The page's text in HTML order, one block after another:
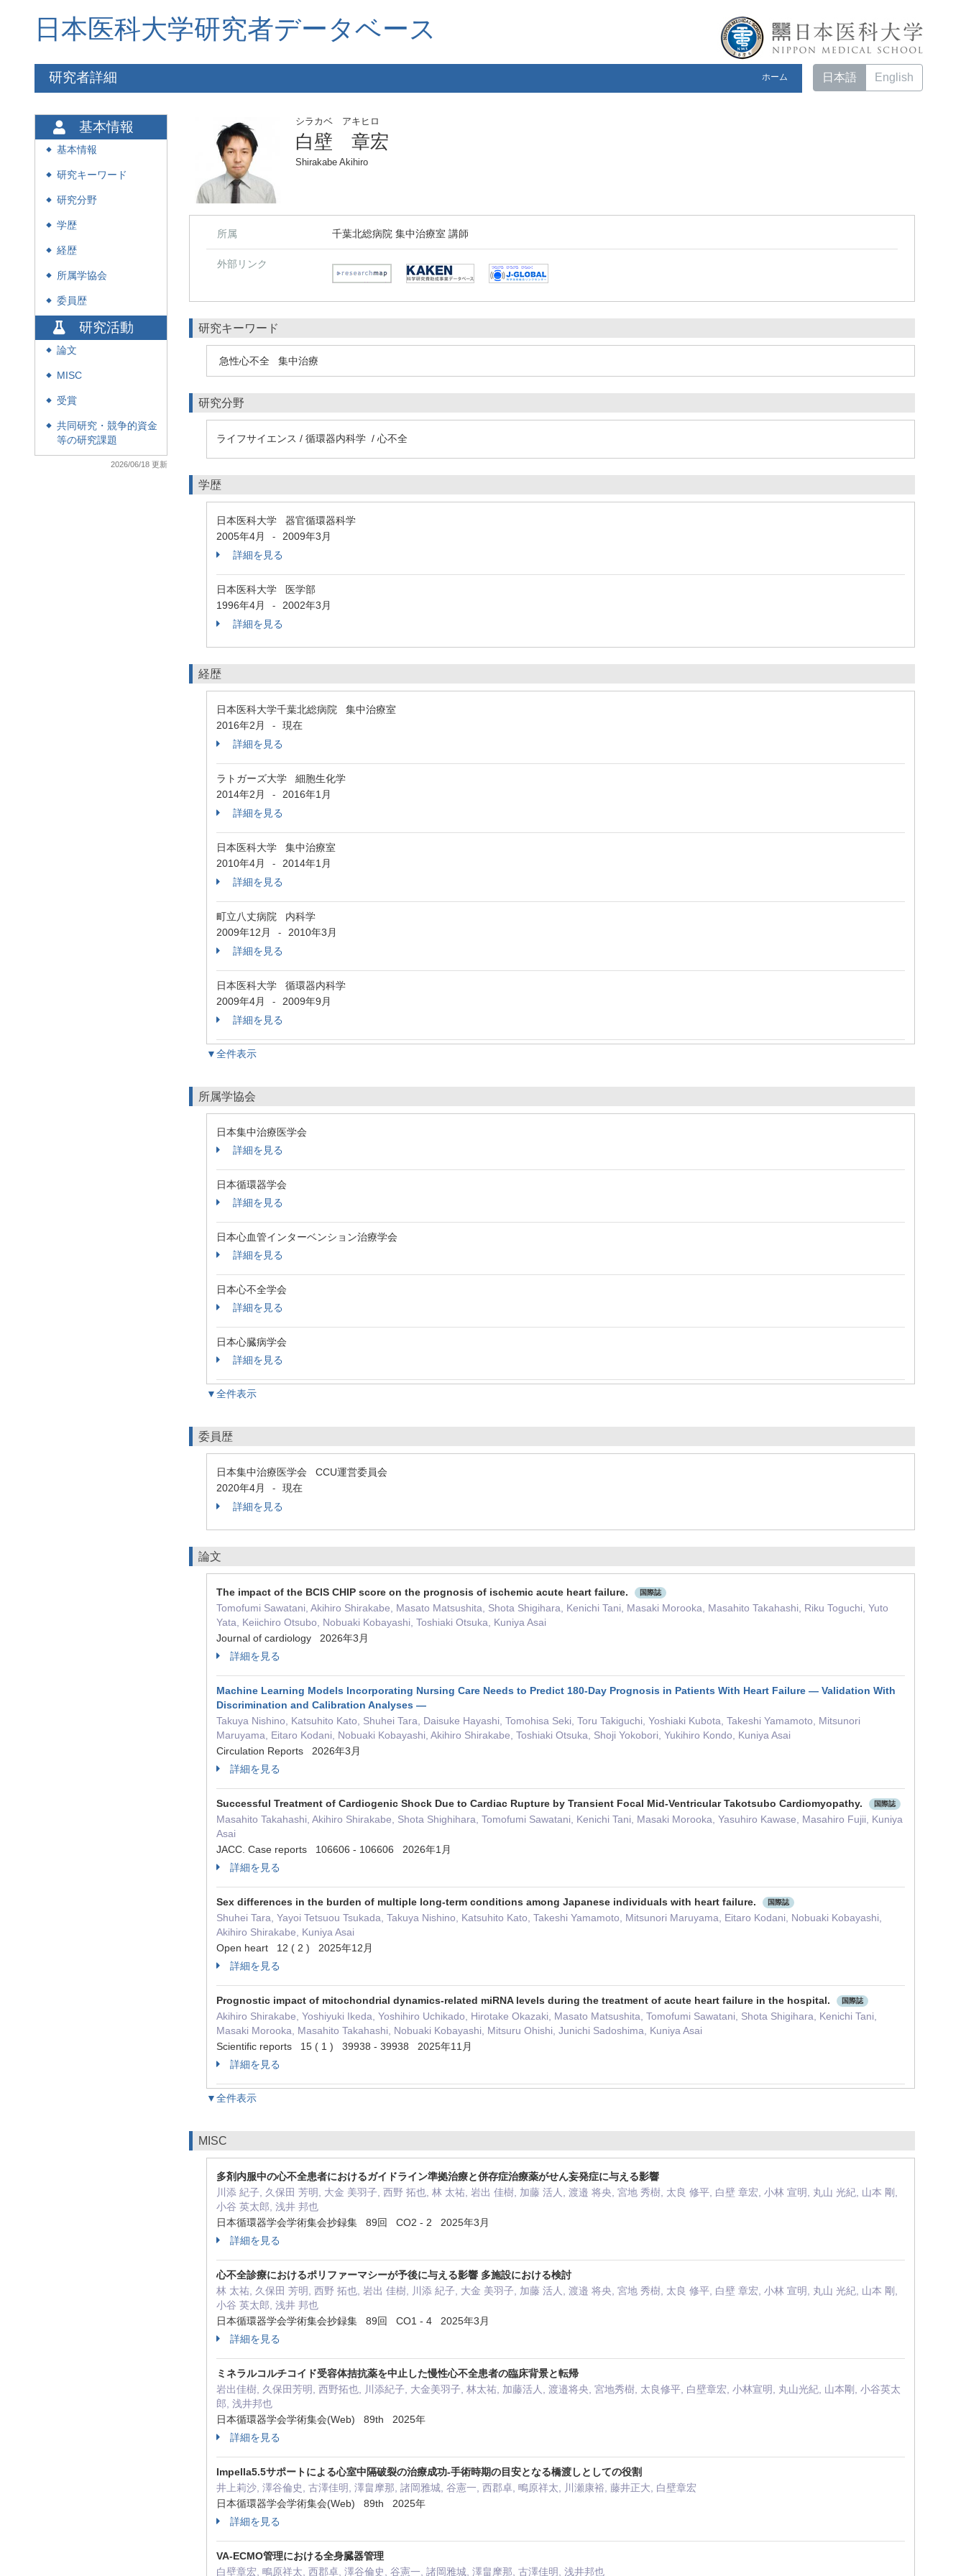
日本医科大学研究者データベース
研究者詳細 ホーム 日本語 English
基本情報
◆ 基本情報
◆ 研究キーワード
◆ 研究分野
◆ 学歴
◆ 経歴
◆ 所属学協会
◆ 委員歴
研究活動
◆ 論文
◆ MISC
◆ 受賞
◆
共同研究・競争的資金
等の研究課題
2026/06/18 更新
シラカベ アキヒロ
白壁 章宏
Shirakabe Akihiro
所属 千葉北総病院 集中治療室 講師
外部リンク
研究キーワード
急性心不全 集中治療
研究分野
ライフサイエンス / 循環器内科学 / 心不全
学歴
日本医科大学 器官循環器科学
2005年4月
-
2009年3月
詳細を見る
日本医科大学 医学部
1996年4月
-
2002年3月
詳細を見る
経歴
日本医科大学千葉北総病院 集中治療室
2016年2月
-
現在
詳細を見る
ラトガーズ大学 細胞生化学
2014年2月
-
2016年1月
詳細を見る
日本医科大学 集中治療室
2010年4月
-
2014年1月
詳細を見る
町立八丈病院 内科学
2009年12月
-
2010年3月
詳細を見る
日本医科大学 循環器内科学
2009年4月
-
2009年9月
詳細を見る
▼全件表示
所属学協会
日本集中治療医学会
詳細を見る
日本循環器学会
詳細を見る
日本心血管インターベンション治療学会
詳細を見る
日本心不全学会
詳細を見る
日本心臓病学会
詳細を見る
▼全件表示
委員歴
日本集中治療医学会 CCU運営委員会
2020年4月
-
現在
詳細を見る
論文
The impact of the BCIS CHIP score on the prognosis of ischemic acute heart failure. 国際誌
Tomofumi Sawatani, Akihiro Shirakabe, Masato Matsushita, Shota Shigihara, Kenichi Tani, Masaki Morooka, Masahito Takahashi, Riku Toguchi, Yuto
Yata, Keiichiro Otsubo, Nobuaki Kobayashi, Toshiaki Otsuka, Kuniya Asai
Journal of cardiology 2026年3月
詳細を見る
Machine Learning Models Incorporating Nursing Care Needs to Predict 180-Day Prognosis in Patients With Heart Failure ― Validation With
Discrimination and Calibration Analyses ―
Takuya Nishino, Katsuhito Kato, Shuhei Tara, Daisuke Hayashi, Tomohisa Seki, Toru Takiguchi, Yoshiaki Kubota, Takeshi Yamamoto, Mitsunori
Maruyama, Eitaro Kodani, Nobuaki Kobayashi, Akihiro Shirakabe, Toshiaki Otsuka, Shoji Yokobori, Yukihiro Kondo, Kuniya Asai
Circulation Reports 2026年3月
詳細を見る
Successful Treatment of Cardiogenic Shock Due to Cardiac Rupture by Transient Focal Mid-Ventricular Takotsubo Cardiomyopathy. 国際誌
Masahito Takahashi, Akihiro Shirakabe, Shota Shighihara, Tomofumi Sawatani, Kenichi Tani, Masaki Morooka, Yasuhiro Kawase, Masahiro Fujii, Kuniya
Asai
JACC. Case reports 106606 - 106606 2026年1月
詳細を見る
Sex differences in the burden of multiple long-term conditions among Japanese individuals with heart failure. 国際誌
Shuhei Tara, Yayoi Tetsuou Tsukada, Takuya Nishino, Katsuhito Kato, Takeshi Yamamoto, Mitsunori Maruyama, Eitaro Kodani, Nobuaki Kobayashi,
Akihiro Shirakabe, Kuniya Asai
Open heart 12 ( 2 ) 2025年12月
詳細を見る
Prognostic impact of mitochondrial dynamics-related miRNA levels during the treatment of acute heart failure in the hospital. 国際誌
Akihiro Shirakabe, Yoshiyuki Ikeda, Yoshihiro Uchikado, Hirotake Okazaki, Masato Matsushita, Tomofumi Sawatani, Shota Shigihara, Kenichi Tani,
Masaki Morooka, Masahito Takahashi, Nobuaki Kobayashi, Mitsuru Ohishi, Junichi Sadoshima, Kuniya Asai
Scientific reports 15 ( 1 ) 39938 - 39938 2025年11月
詳細を見る
▼全件表示
MISC
多剤内服中の心不全患者におけるガイドライン準拠治療と併存症治療薬がせん妄発症に与える影響
川添 紀子, 久保田 芳明, 大金 美羽子, 西野 拓也, 林 太祐, 岩出 佳樹, 加藤 活人, 渡邉 将央, 宮地 秀樹, 太良 修平, 白壁 章宏, 小林 宣明, 丸山 光紀, 山本 剛,
小谷 英太郎, 浅井 邦也
日本循環器学会学術集会抄録集 89回 CO2 - 2 2025年3月
詳細を見る
心不全診療におけるポリファーマシーが予後に与える影響 多施設における検討
林 太祐, 久保田 芳明, 西野 拓也, 岩出 佳樹, 川添 紀子, 大金 美羽子, 加藤 活人, 渡邉 将央, 宮地 秀樹, 太良 修平, 白壁 章宏, 小林 宣明, 丸山 光紀, 山本 剛,
小谷 英太郎, 浅井 邦也
日本循環器学会学術集会抄録集 89回 CO1 - 4 2025年3月
詳細を見る
ミネラルコルチコイド受容体拮抗薬を中止した慢性心不全患者の臨床背景と転帰
岩出佳樹, 久保田芳明, 西野拓也, 川添紀子, 大金美羽子, 林太祐, 加藤活人, 渡邉将央, 宮地秀樹, 太良修平, 白壁章宏, 小林宣明, 丸山光紀, 山本剛, 小谷英太
郎, 浅井邦也
日本循環器学会学術集会(Web) 89th 2025年
詳細を見る
Impella5.5サポートによる心室中隔破裂の治療成功-手術時期の目安となる橋渡しとしての役割
井上莉沙, 澤谷倫史, 古澤佳明, 澤畠摩那, 諸岡雅城, 谷憲一, 西郡卓, 鴫原祥太, 川瀬康裕, 藤井正大, 白壁章宏
日本循環器学会学術集会(Web) 89th 2025年
詳細を見る
VA-ECMO管理における全身臓器管理
白壁章宏, 鴫原祥太, 西郡卓, 澤谷倫史, 谷憲一, 諸岡雅城, 澤畠摩那, 古澤佳明, 浅井邦也